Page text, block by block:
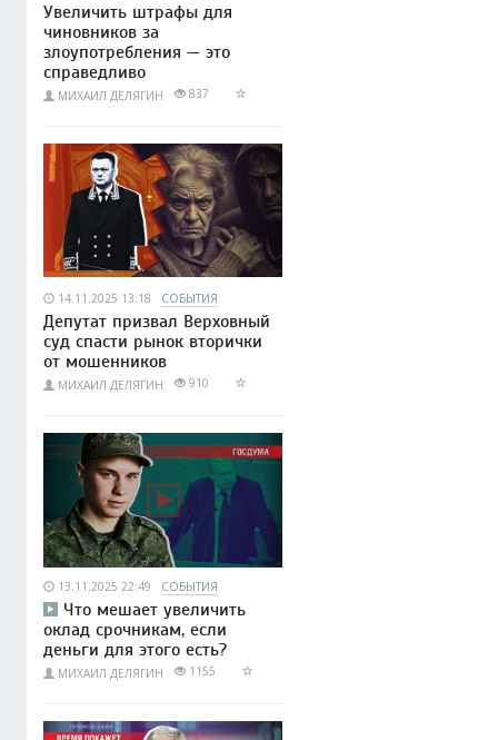
Увеличить штрафы для
чиновников за
злоупотребления — это
справедливо
МИХАИЛ ДЕЛЯГИН 837
14.11.2025 13:18 СОБЫТИЯ
Депутат призвал Верховный
суд спасти рынок вторички
от мошенников
МИХАИЛ ДЕЛЯГИН 910
13.11.2025 22:49 СОБЫТИЯ
Что мешает увеличить
оклад срочникам, если
деньги для этого есть?
МИХАИЛ ДЕЛЯГИН 1155